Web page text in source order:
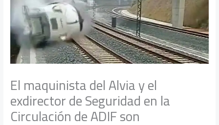
El maquinista del Alvia y el
exdirector de Seguridad en la
Circulación de ADIF son